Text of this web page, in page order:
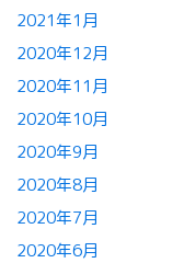
2021年1月
2020年12月
2020年11月
2020年10月
2020年9月
2020年8月
2020年7月
2020年6月